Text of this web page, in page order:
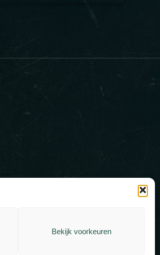
Bekijk voorkeuren